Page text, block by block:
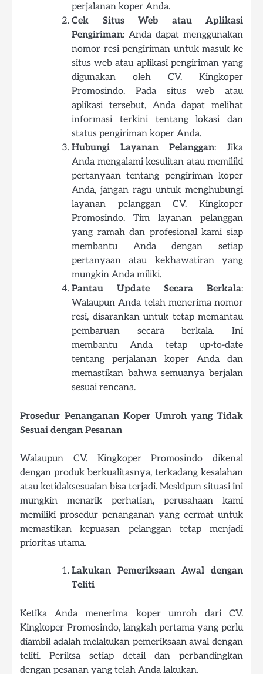
perjalanan koper Anda.
Cek Situs Web atau Aplikasi
Pengiriman: Anda dapat menggunakan
nomor resi pengiriman untuk masuk ke
situs web atau aplikasi pengiriman yang
digunakan oleh CV. Kingkoper
Promosindo. Pada situs web atau
aplikasi tersebut, Anda dapat melihat
informasi terkini tentang lokasi dan
status pengiriman koper Anda.
Hubungi Layanan Pelanggan: Jika
Anda mengalami kesulitan atau memiliki
pertanyaan tentang pengiriman koper
Anda, jangan ragu untuk menghubungi
layanan pelanggan CV. Kingkoper
Promosindo. Tim layanan pelanggan
yang ramah dan profesional kami siap
membantu Anda dengan setiap
pertanyaan atau kekhawatiran yang
mungkin Anda miliki.
Pantau Update Secara Berkala:
Walaupun Anda telah menerima nomor
resi, disarankan untuk tetap memantau
pembaruan secara berkala. Ini
membantu Anda tetap up-to-date
tentang perjalanan koper Anda dan
memastikan bahwa semuanya berjalan
sesuai rencana.
Prosedur Penanganan Koper Umroh yang Tidak
Sesuai dengan Pesanan
Walaupun CV. Kingkoper Promosindo dikenal
dengan produk berkualitasnya, terkadang kesalahan
atau ketidaksesuaian bisa terjadi. Meskipun situasi ini
mungkin menarik perhatian, perusahaan kami
memiliki prosedur penanganan yang cermat untuk
memastikan kepuasan pelanggan tetap menjadi
prioritas utama.
Lakukan Pemeriksaan Awal dengan
Teliti
Ketika Anda menerima koper umroh dari CV.
Kingkoper Promosindo, langkah pertama yang perlu
diambil adalah melakukan pemeriksaan awal dengan
teliti. Periksa setiap detail dan perbandingkan
dengan pesanan yang telah Anda lakukan.